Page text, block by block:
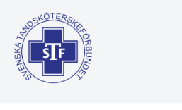
Hoppa
till
innehåll